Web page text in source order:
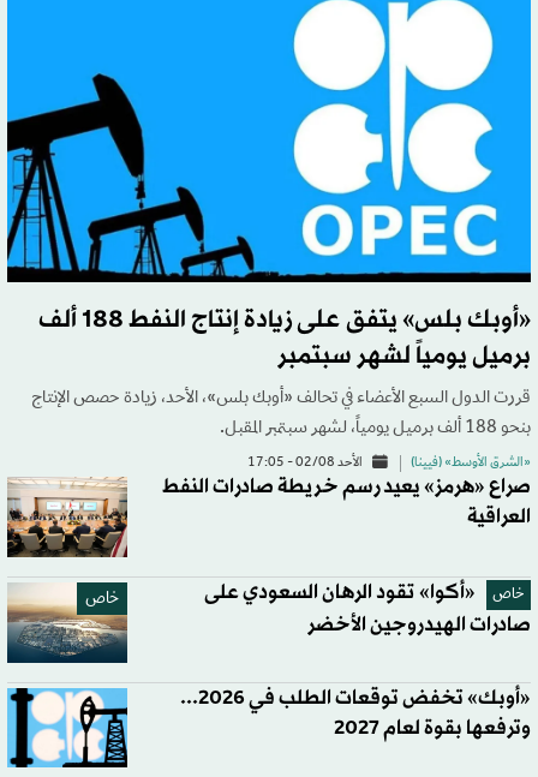
«أوبك بلس» يتفق على زيادة إنتاج النفط 188 ألف
برميل يومياً لشهر سبتمبر
قررت الدول السبع الأعضاء في تحالف «أوبك بلس»، الأحد، زيادة حصص الإنتاج
بنحو 188 ألف برميل يومياً، لشهر سبتمبر المقبل.
«الشرق الأوسط» (فيينا) الأحد 02/08 - 17:05
صراع «هرمز» يعيد رسم خريطة صادرات النفط
العراقية
خاص خاص
«أكوا» تقود الرهان السعودي على
صادرات الهيدروجين الأخضر
«أوبك» تخفض توقعات الطلب في 2026...
وترفعها بقوة لعام 2027